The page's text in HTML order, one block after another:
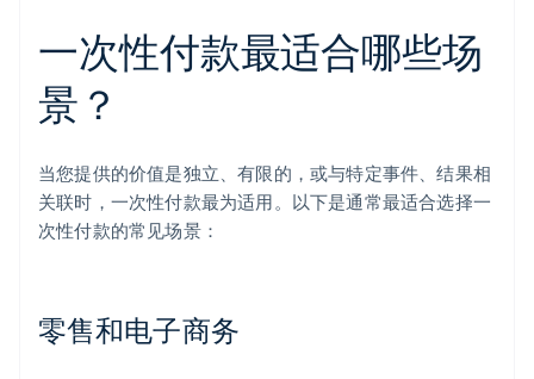
一次性付款最适合哪些场
景？
当您提供的价值是独立、有限的，或与特定事件、结果相
关联时，一次性付款最为适用。以下是通常最适合选择一
次性付款的常见场景：
零售和电子商务